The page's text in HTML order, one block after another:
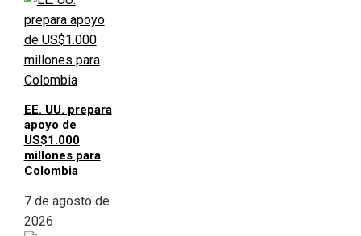
EE. UU. prepara
apoyo de
US$1.000
millones para
Colombia
7 de agosto de
2026